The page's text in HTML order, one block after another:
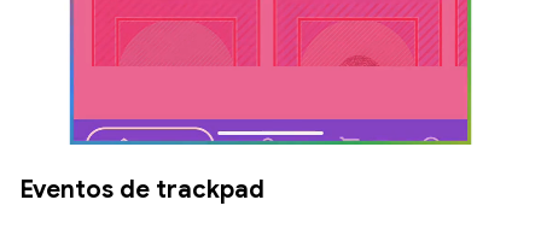
Eventos de trackpad